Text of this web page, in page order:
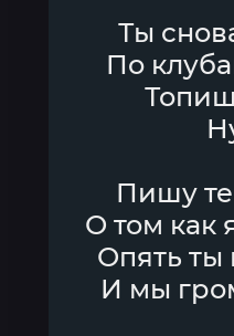
Ты
По
Пишу
О том как
Опять ты
И мы